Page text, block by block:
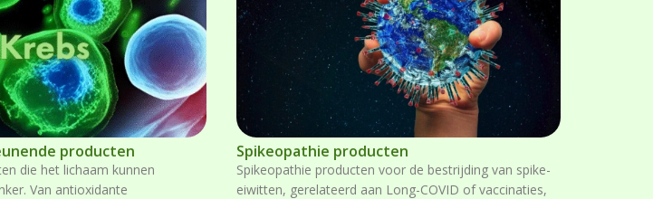
producten
die het lichaam kunnen
Van antioxidante
Spikeopathie producten
Spikeopathie producten voor de bestrijding van spike-
eiwitten, gerelateerd aan Long-COVID of vaccinaties,